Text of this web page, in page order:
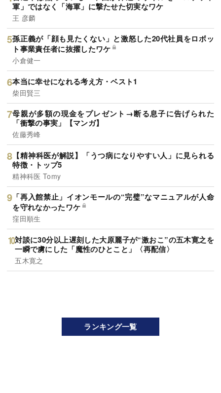
軍」ではなく「海軍」に撃たせた切実なワケ
王 彦麟
孫正義が「顔も見たくない」と激怒した20代社員をロボッ
ト事業責任者に抜擢したワケ
小倉健一
本当に幸せになれる考え方・ベスト1
柴田賢三
母親が多額の現金をプレゼント→断る息子に告げられた
「衝撃の事実」【マンガ】
佐藤秀峰
【精神科医が解説】「うつ病になりやすい人」に見られる
特徴・トップ5
精神科医 Tomy
「再入館禁止」イオンモールの“完璧”なマニュアルが人命
を守れなかったワケ
窪田順生
対談に30分以上遅刻した大原麗子が“激おこ”の五木寛之を
一瞬で虜にした「魔性のひとこと」〈再配信〉
五木寛之
ランキング一覧